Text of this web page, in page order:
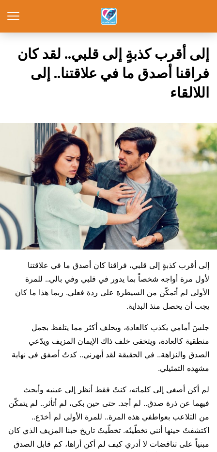
إلى أقرب كذبةٍ إلى قلبي.. لقد كان
فراقنا أصدق ما في علاقتنا.. إلى
اللالقاء
إلى أقرب كذبةٍ إلى قلبي، فراقنا كان أصدق ما في علاقتنا
لأول مرة أواجه شخصاً بما يدور في قلبي وفي بالي.. للمرة
الأولى لم أتمكّن من السيطرة على ردة فعلي. ربما هذا ما كان
يجب أن يحصل منذ البداية.
جلسَ أمامي يكذب كالعادة، ويحلف أكثر مما يتلفظ بجمل
منطقية كالعادة، ويتخفى خلف ذاك الإيمان المزيف ويدّعي
الصدق والنزاهة.. في الحقيقة لقد أبهرني.. كدتُ أصفق في نهاية
مشهده التمثيلي.
لم أكن أصغي إلى كلماته، كنتُ فقط أنظر إلى عينيه وأبحث
فيهما عن ذرة صدق.. لم أجد. حتى حين بكى، لم أتأثر.. لم يتمكّن
من التلاعب بعواطفي هذه المرة.. للمرة الأولى لم أخدَع..
اكتشفتُ حينها أنني تخطّيتُه. تخطّيتُ تاريخ حبنا المزيف الذي كان
مبنياً على تناقضات لا أدري كيف لم أكن أراها، كم قابل الصدق